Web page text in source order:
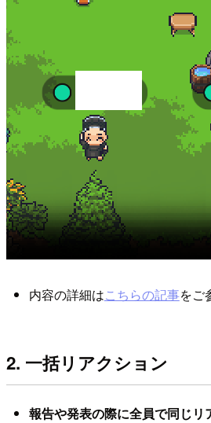
内容の詳細はこちらの記事をご
2. 一括リアクション
報告や発表の際に全員で同じリ